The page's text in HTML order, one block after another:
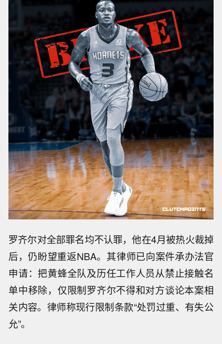
罗齐尔对全部罪名均不认罪，他在4月被热火裁掉
后，仍盼望重返NBA。其律师已向案件承办法官
申请：把黄蜂全队及历任工作人员从禁止接触名
单中移除，仅限制罗齐尔不得和对方谈论本案相
关内容。律师称现行限制条款“处罚过重、有失公
允”。